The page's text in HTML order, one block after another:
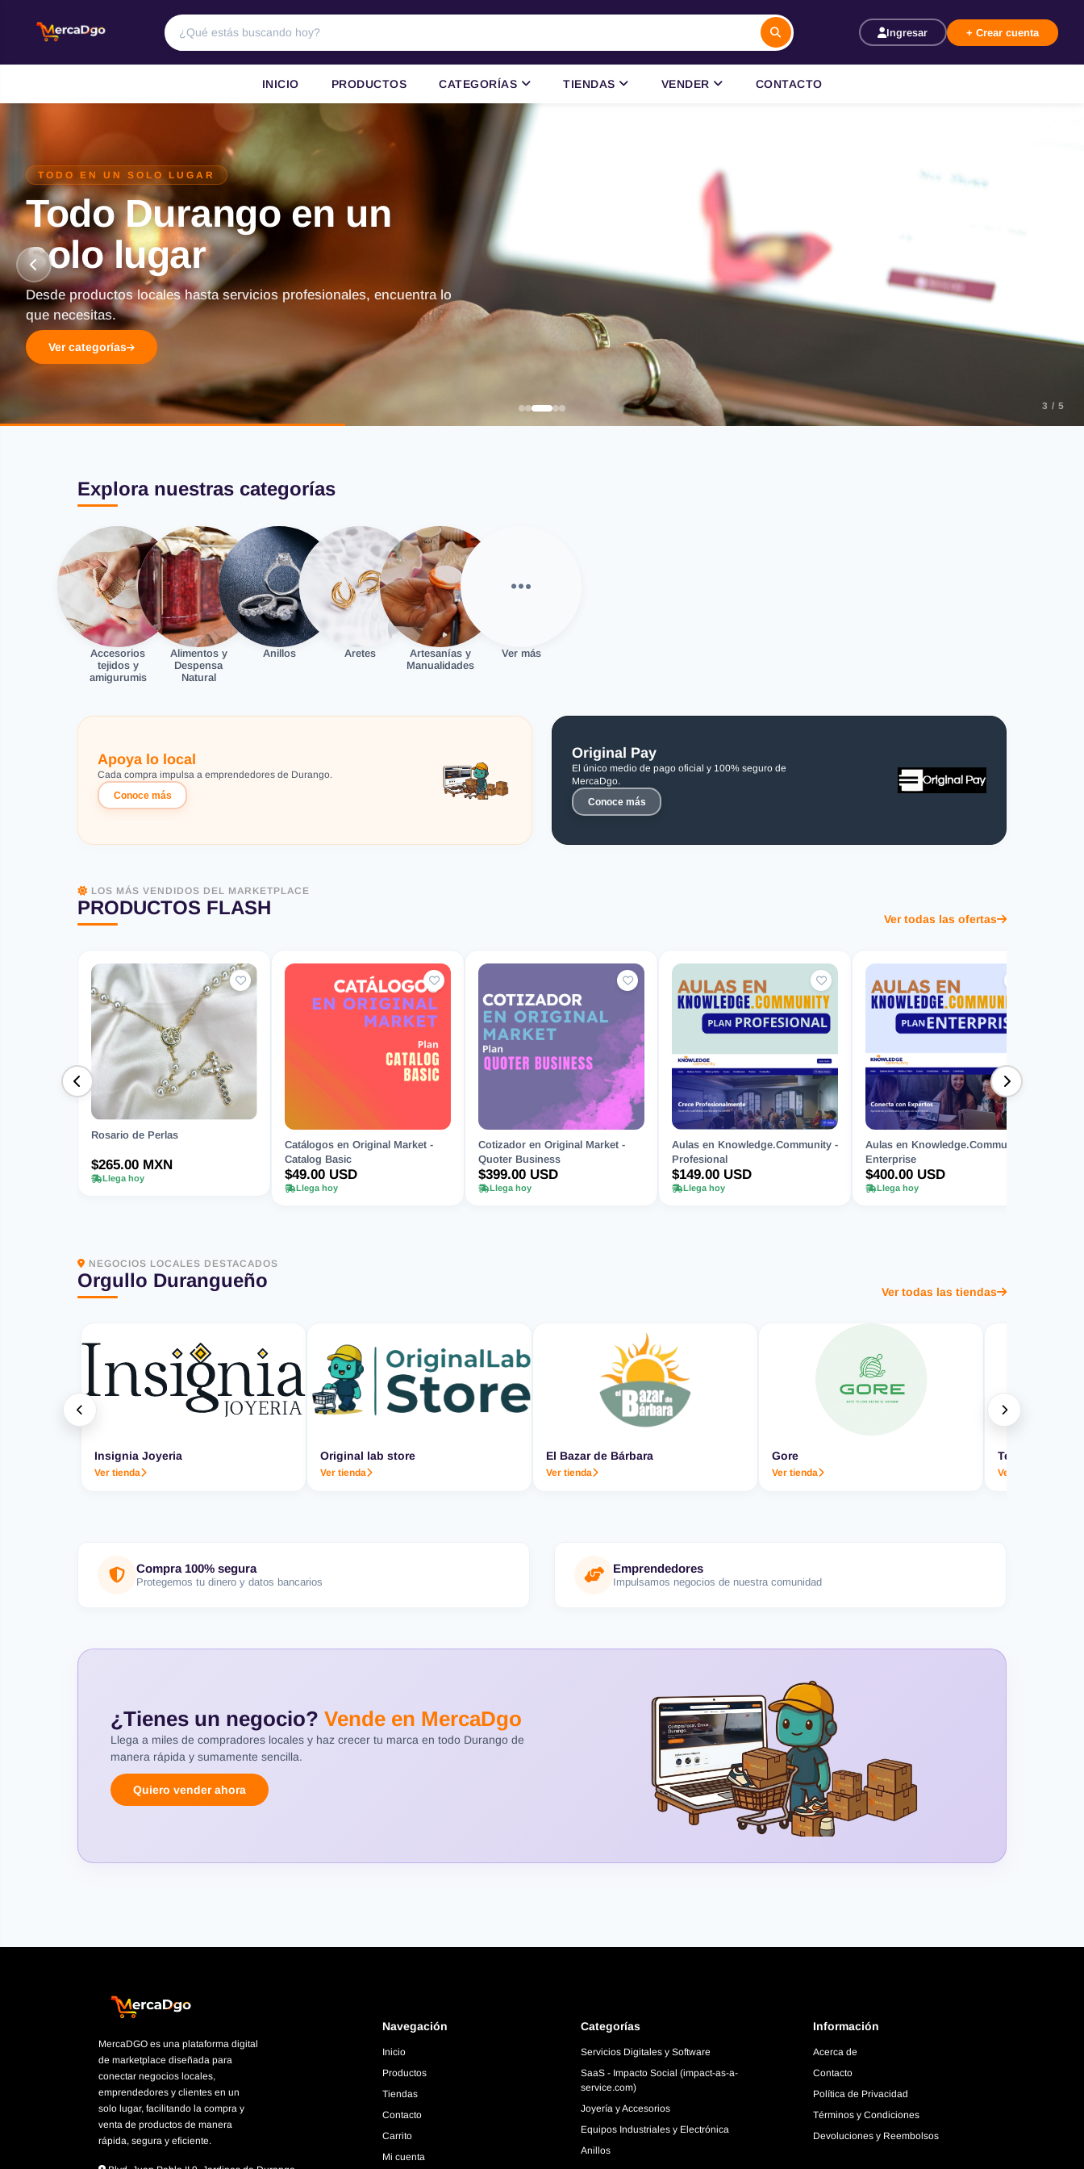
Ingresar + Crear cuenta
INICIO PRODUCTOS CATEGORÍAS TIENDAS VENDER CONTACTO
TODO EN UN SOLO LUGAR
Todo Durango en un
solo lugar
Desde productos locales hasta servicios profesionales, encuentra lo
que necesitas.
Ver categorías
3 / 5
Explora nuestras categorías
Accesorios
tejidos y
amigurumis
Alimentos y
Despensa
Natural
Anillos Aretes
Artesanías y
Manualidades
Ver más
Apoya lo local
Cada compra impulsa a emprendedores de Durango.
Conoce más
Original Pay
El único medio de pago oficial y 100% seguro de
MercaDgo.
Conoce más
LOS MÁS VENDIDOS DEL MARKETPLACE
PRODUCTOS FLASH
Ver todas las ofertas
Rosario de Perlas
$265.00 MXN
Llega hoy
Catálogos en Original Market -
Catalog Basic
$49.00 USD
Llega hoy
Cotizador en Original Market -
Quoter Business
$399.00 USD
Llega hoy
Aulas en Knowledge.Community -
Profesional
$149.00 USD
Llega hoy
Aulas en Knowledge.Community -
Enterprise
$400.00 USD
Llega hoy
NEGOCIOS LOCALES DESTACADOS
Orgullo Durangueño
Ver todas las tiendas
Insignia Joyeria
Ver tienda
Original lab store
Ver tienda
El Bazar de Bárbara
Ver tienda
Gore
Ver tienda
Termo & Co.
Ver tienda
Compra 100% segura
Protegemos tu dinero y datos bancarios
Emprendedores
Impulsamos negocios de nuestra comunidad
¿Tienes un negocio? Vende en MercaDgo
Llega a miles de compradores locales y haz crecer tu marca en todo Durango de
manera rápida y sumamente sencilla.
Quiero vender ahora
MercaDGO es una plataforma digital
de marketplace diseñada para
conectar negocios locales,
emprendedores y clientes en un
solo lugar, facilitando la compra y
venta de productos de manera
rápida, segura y eficiente.
Navegación
Inicio
Productos
Tiendas
Contacto
Carrito
Mi cuenta
Categorías
Servicios Digitales y Software
SaaS - Impacto Social (impact-as-a-
service.com)
Joyería y Accesorios
Equipos Industriales y Electrónica
Anillos
Información
Acerca de
Contacto
Política de Privacidad
Términos y Condiciones
Devoluciones y Reembolsos